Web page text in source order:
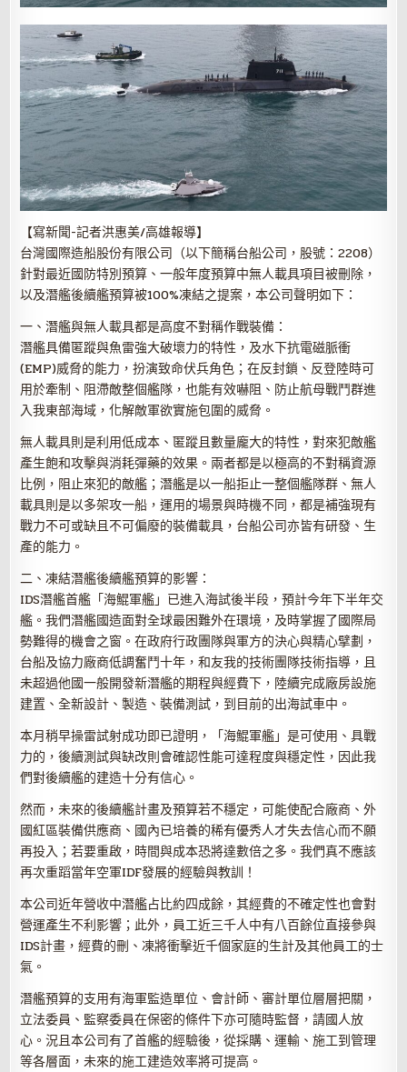
【寫新聞-記者洪惠美/高雄報導】
台灣國際造船股份有限公司（以下簡稱台船公司，股號：2208）
針對最近國防特別預算、一般年度預算中無人載具項目被刪除，
以及潛艦後續艦預算被100%凍結之提案，本公司聲明如下：
一、潛艦與無人載具都是高度不對稱作戰裝備：
潛艦具備匿蹤與魚雷強大破壞力的特性，及水下抗電磁脈衝
(EMP)威脅的能力，扮演致命伏兵角色；在反封鎖、反登陸時可
用於牽制、阻滯敵整個艦隊，也能有效嚇阻、防止航母戰鬥群進
入我東部海域，化解敵軍欲實施包圍的威脅。
無人載具則是利用低成本、匿蹤且數量龐大的特性，對來犯敵艦
產生飽和攻擊與消耗彈藥的效果。兩者都是以極高的不對稱資源
比例，阻止來犯的敵艦；潛艦是以一船拒止一整個艦隊群、無人
載具則是以多架攻一船，運用的場景與時機不同，都是補強現有
戰力不可或缺且不可偏廢的裝備載具，台船公司亦皆有研發、生
產的能力。
二、凍結潛艦後續艦預算的影響：
IDS潛艦首艦「海鯤軍艦」已進入海試後半段，預計今年下半年交
艦。我們潛艦國造面對全球最困難外在環境，及時掌握了國際局
勢難得的機會之窗。在政府行政團隊與軍方的決心與精心擘劃，
台船及協力廠商低調奮鬥十年，和友我的技術團隊技術指導，且
未超過他國一般開發新潛艦的期程與經費下，陸續完成廠房設施
建置、全新設計、製造、裝備測試，到目前的出海試車中。
本月稍早操雷試射成功即已證明，「海鯤軍艦」是可使用、具戰
力的，後續測試與缺改則會確認性能可達程度與穩定性，因此我
們對後續艦的建造十分有信心。
然而，未來的後續艦計畫及預算若不穩定，可能使配合廠商、外
國紅區裝備供應商、國內已培養的稀有優秀人才失去信心而不願
再投入；若要重啟，時間與成本恐將達數倍之多。我們真不應該
再次重蹈當年空軍IDF發展的經驗與教訓！
本公司近年營收中潛艦占比約四成餘，其經費的不確定性也會對
營運產生不利影響；此外，員工近三千人中有八百餘位直接參與
IDS計畫，經費的刪、凍將衝擊近千個家庭的生計及其他員工的士
氣。
潛艦預算的支用有海軍監造單位、會計師、審計單位層層把關，
立法委員、監察委員在保密的條件下亦可隨時監督，請國人放
心。況且本公司有了首艦的經驗後，從採購、運輸、施工到管理
等各層面，未來的施工建造效率將可提高。